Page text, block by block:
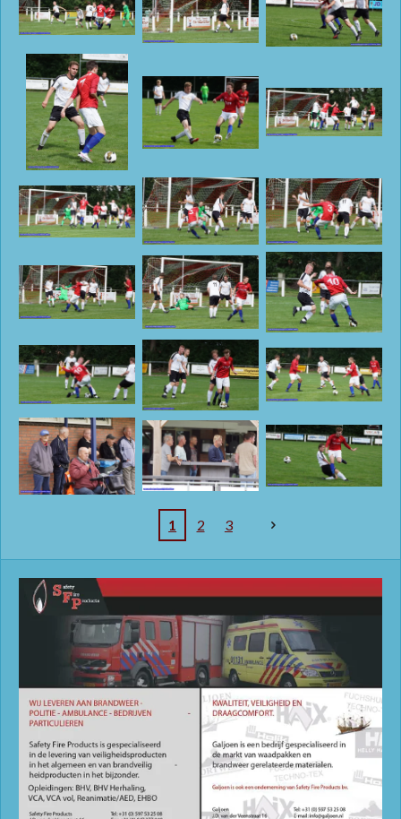
1 2 3